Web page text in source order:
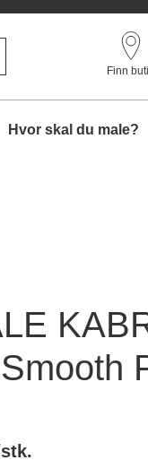
Finn
Hvor skal du male?